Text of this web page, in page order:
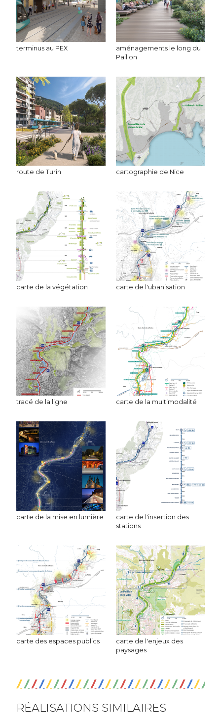
terminus au PEX
aménagements le long du
Paillon
route de Turin cartographie de Nice
carte de la végétation carte de l'ubanisation
tracé de la ligne carte de la multimodalité
carte de la mise en lumière
carte de l'insertion des
stations
carte des espaces publics
carte de l'enjeux des
paysages
RÉALISATIONS SIMILAIRES